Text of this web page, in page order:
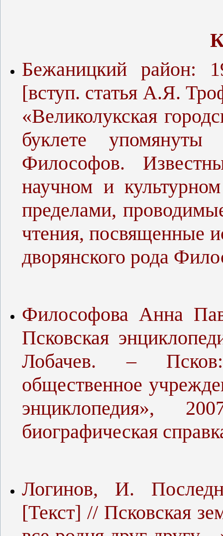
Бежаницкий район:
[вступ. статья А.Я.
«Великолукская
буклете
Философов.
научном и
пределами,
чтения, посвященные
дворянского рода
Философова Анна
Псковская
Лобачев. – Псков:
общественное
энциклопедия»,
биографическая
Логинов, И.
[Текст] // Псковская